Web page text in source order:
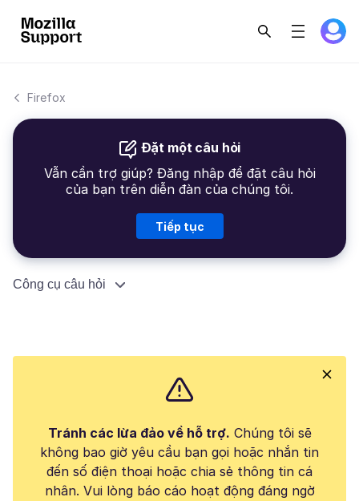
Firefox
Đặt một câu hỏi
Vẫn cần trợ giúp? Đăng nhập để đặt câu hỏi
của bạn trên diễn đàn của chúng tôi.
Tiếp tục
Công cụ câu hỏi
Tránh các lừa đảo về hỗ trợ. Chúng tôi sẽ
không bao giờ yêu cầu bạn gọi hoặc nhắn tin
đến số điện thoại hoặc chia sẻ thông tin cá
nhân. Vui lòng báo cáo hoạt động đáng ngờ